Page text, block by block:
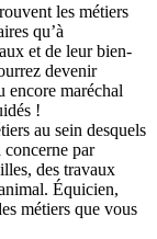
les métiers
qu’à
et de leur bien-
devenir
encore maréchal
!
au sein desquels
par
des travaux
Équicien,
métiers que vous